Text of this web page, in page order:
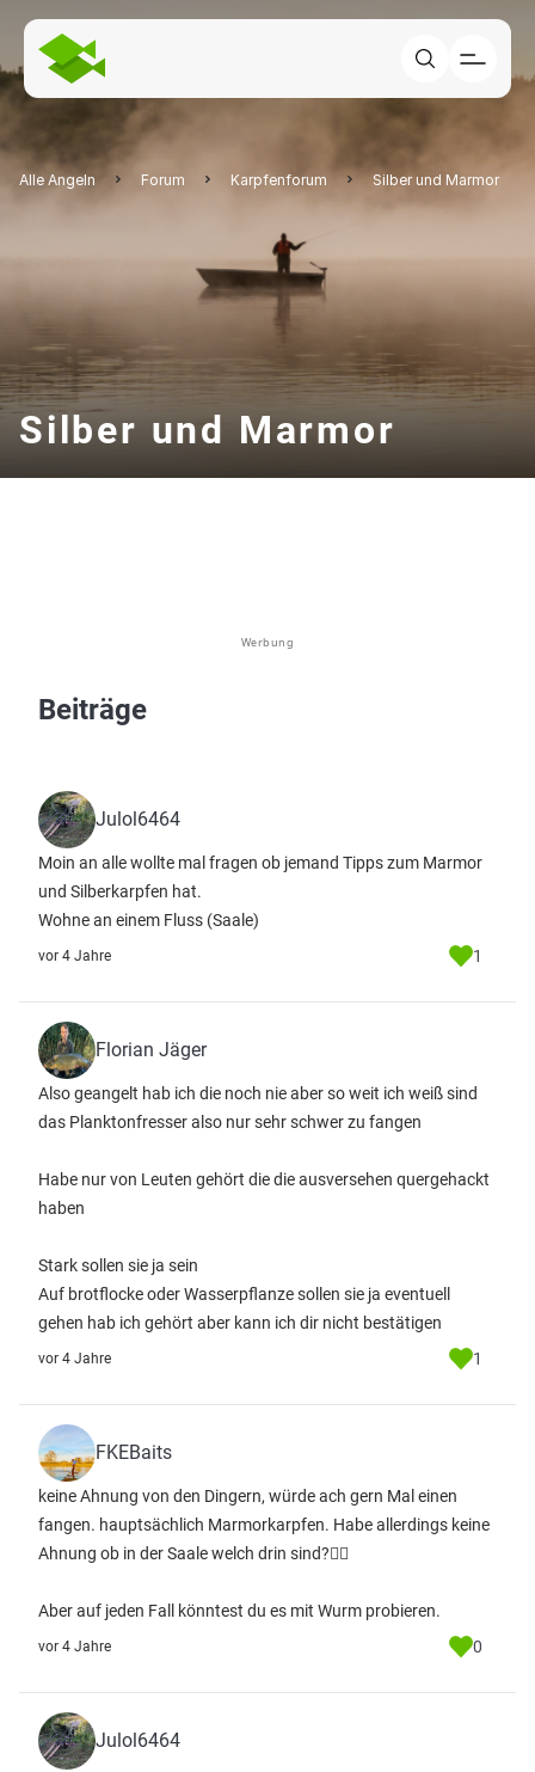
Alle Angeln Forum Karpfenforum Silber und Marmor
Silber und Marmor
Werbung
Beiträge
Julol6464
Moin an alle wollte mal fragen ob jemand Tipps zum Marmor
und Silberkarpfen hat.
Wohne an einem Fluss (Saale)
vor 4 Jahre 1
Florian Jäger
Also geangelt hab ich die noch nie aber so weit ich weiß sind
das Planktonfresser also nur sehr schwer zu fangen
Habe nur von Leuten gehört die die ausversehen quergehackt
haben
Stark sollen sie ja sein
Auf brotflocke oder Wasserpflanze sollen sie ja eventuell
gehen hab ich gehört aber kann ich dir nicht bestätigen
vor 4 Jahre 1
FKEBaits
keine Ahnung von den Dingern, würde ach gern Mal einen
fangen. hauptsächlich Marmorkarpfen. Habe allerdings keine
Ahnung ob in der Saale welch drin sind?🤷‍♂️
Aber auf jeden Fall könntest du es mit Wurm probieren.
vor 4 Jahre 0
Julol6464